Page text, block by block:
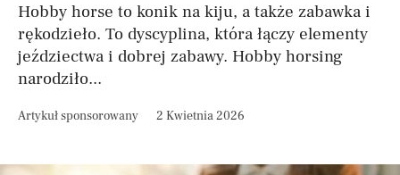
Hobby horse to konik na kiju, a także zabawka i
rękodzieło. To dyscyplina, która łączy elementy
jeździectwa i dobrej zabawy. Hobby horsing
narodziło...
Artykuł sponsorowany 2 Kwietnia 2026